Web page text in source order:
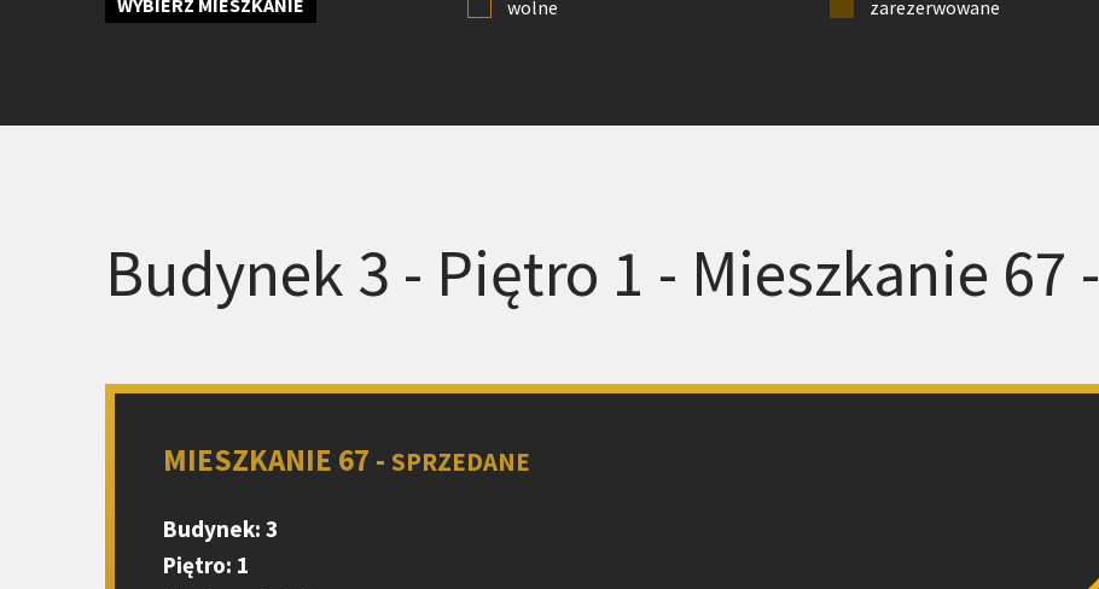
WYBIERZ MIESZKANIE wolne zarezerwowane
Budynek 3 - Piętro 1 - Mieszkanie 67 -
MIESZKANIE 67 - SPRZEDANE
Budynek: 3
Piętro: 1